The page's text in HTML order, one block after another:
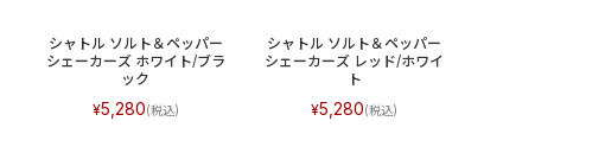
シャトル ソルト＆ペッパー
シェーカーズ ホワイト/ブラ
ック
5,280
シャトル ソルト＆ペッパー
シェーカーズ レッド/ホワイ
ト
5,280